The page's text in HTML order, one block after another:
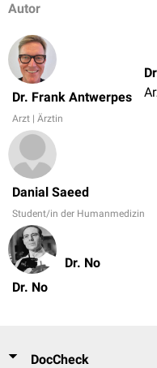
Autor
Dr. Frank Antwerpes
Arzt | Ärztin
Danial Saeed
Student/in der Humanmedizin
Dr. No
Dr. No
DocCheck